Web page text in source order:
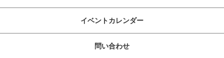
イベントカレンダー
問い合わせ